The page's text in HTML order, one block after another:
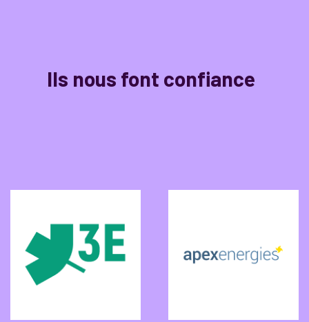
Ils nous font confiance